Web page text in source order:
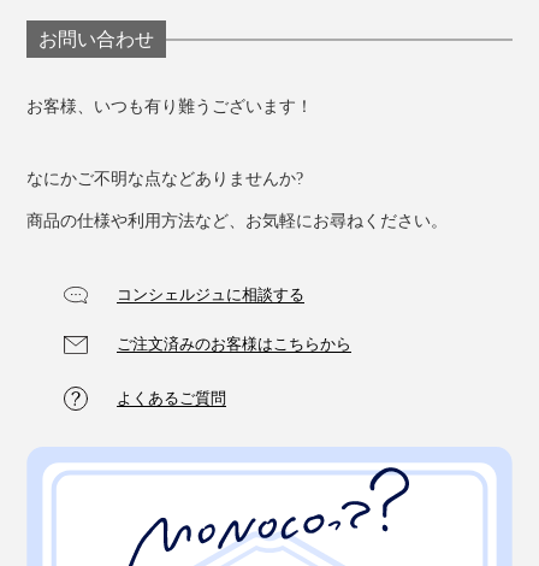
お問い合わせ
お客様、いつも有り難うございます！
なにかご不明な点などありませんか?
商品の仕様や利用方法など、お気軽にお尋ねください。
コンシェルジュに相談する
ご注文済みのお客様はこちらから
よくあるご質問